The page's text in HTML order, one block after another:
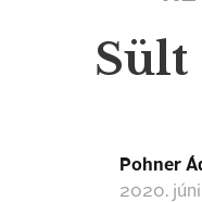
Sült
Pohner
2020.